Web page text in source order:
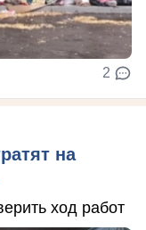
2
на
ход работ